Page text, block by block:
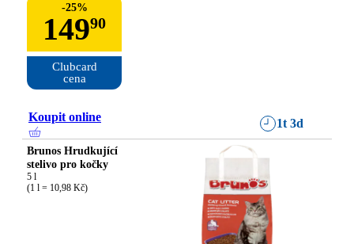
-25%
14990
Clubcard
cena
Koupit online 1t 3d
Brunos Hrudkující
stelivo pro kočky
5 l
(1 l = 10,98 Kč)